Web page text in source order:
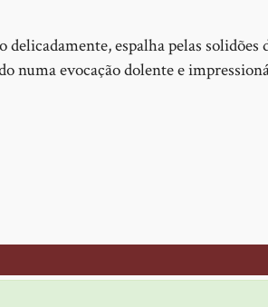
espalha pelas
numa evocação dolente e
Lins